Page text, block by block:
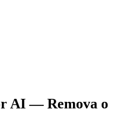
AI — Remova o